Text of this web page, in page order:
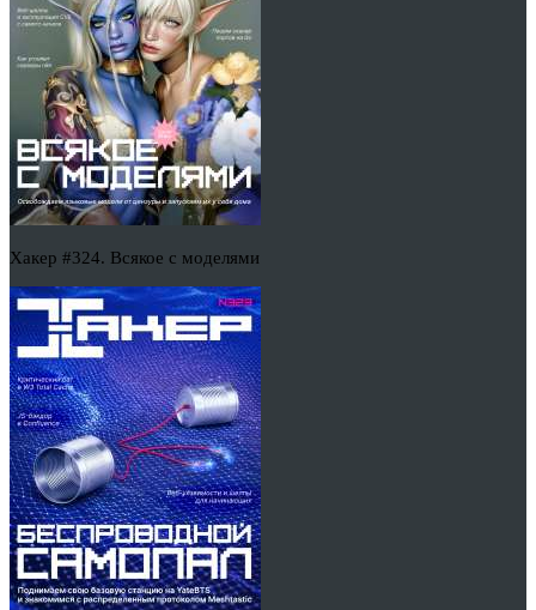
Хакер #324. Всякое с моделями